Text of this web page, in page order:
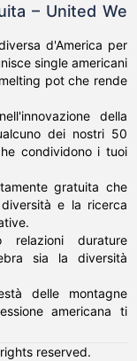
– United We
d'America per
single americani
pot che rende
della
dei nostri 50
condividono i tuoi
gratuita che
e la ricerca
relazioni durature
sia la diversità
delle montagne
americana ti
reserved.